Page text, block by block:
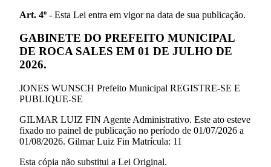
Art. 4º - Esta Lei entra em vigor na data de sua publicação.
GABINETE DO PREFEITO MUNICIPAL
DE ROCA SALES EM 01 DE JULHO DE
2026.
JONES WUNSCH Prefeito Municipal REGISTRE-SE E
PUBLIQUE-SE
GILMAR LUIZ FIN Agente Administrativo. Este ato esteve
fixado no painel de publicação no período de 01/07/2026 a
01/08/2026. Gilmar Luiz Fin Matrícula: 11
Esta cópia não substitui a Lei Original.